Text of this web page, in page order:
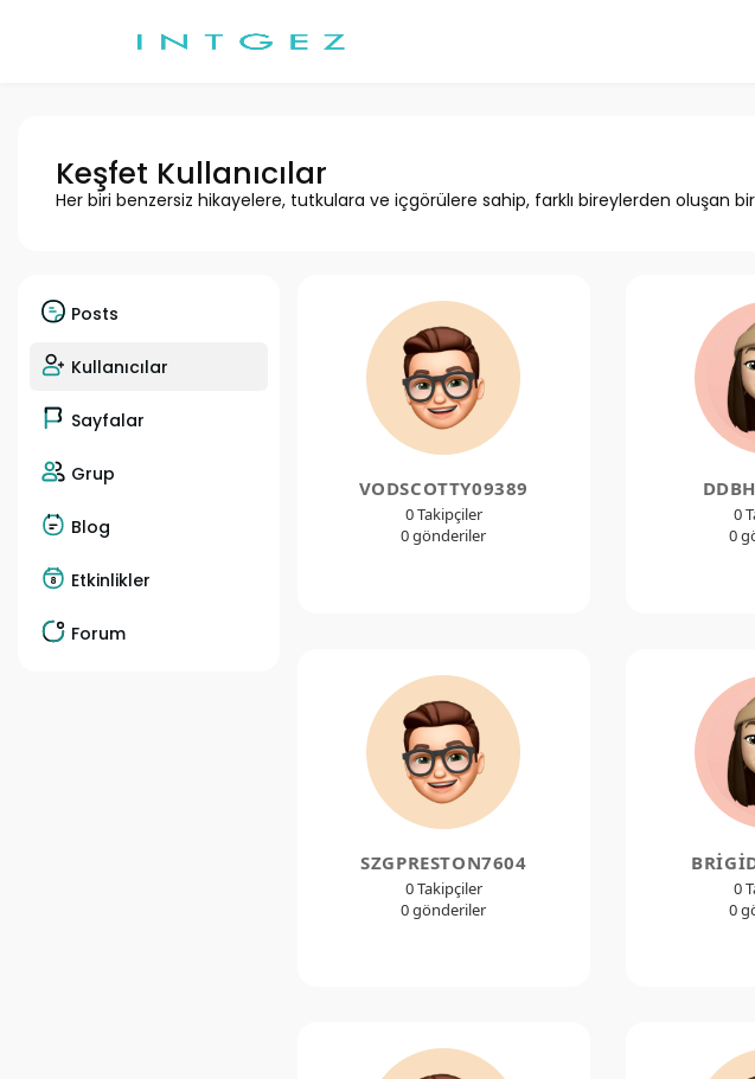
Keşfet Kullanıcılar
Her biri benzersiz hikayelere, tutkulara ve içgörülere sahip, farklı bireylerden oluşan
Posts
Kullanıcılar
Sayfalar
Grup
Blog
Etkinlikler
Forum
VODSCOTTY09389
0 Takipçiler
0 gönderiler
0
0
SZGPRESTON7604
0 Takipçiler
0 gönderiler
0
0